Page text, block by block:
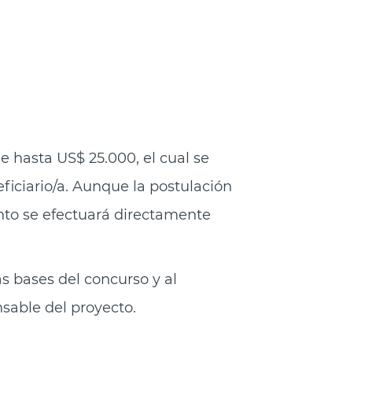
US$ 25.000, el cual se
a. Aunque la postulación
se efectuará directamente
bases del concurso y al
del proyecto.